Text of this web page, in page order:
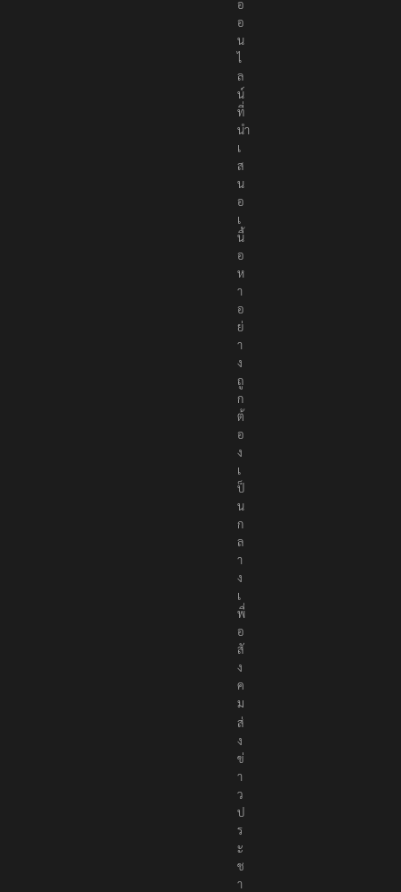
อ
อ
น
ไ
ล
น์
ที่
นำ
เ
ส
น
อ
เ
นื้
อ
ห
า
อ
ย่
า
ง
ถู
ก
ต้
อ
ง
เ
ป็
น
ก
ล
า
ง
เ
พื่
อ
สั
ง
ค
ม
ส่
ง
ข่
า
ว
ป
ร
ะ
ช
า